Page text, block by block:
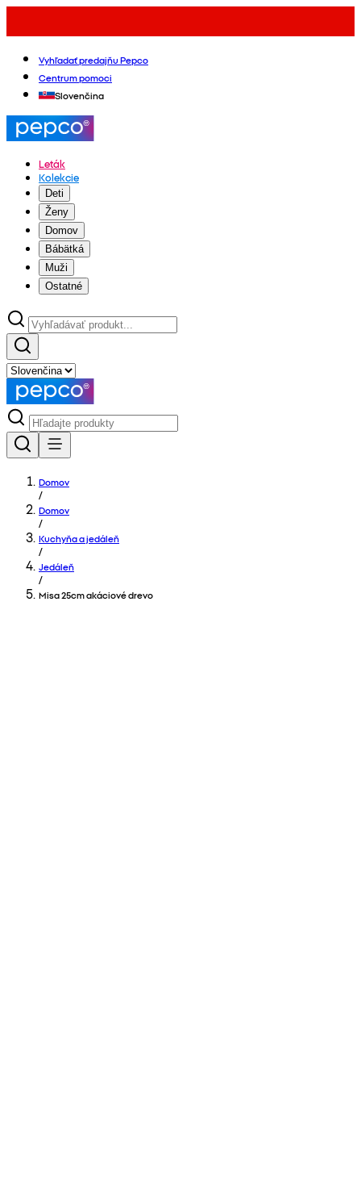
Vyhľadať predajňu Pepco
Centrum pomoci
Slovenčina
Leták
Kolekcie
Deti
Ženy
Domov
Bábätká
Muži
Ostatné
Domov
/
Domov
/
Kuchyňa a jedáleň
/
Jedáleň
/
Misa 25cm akáciové drevo